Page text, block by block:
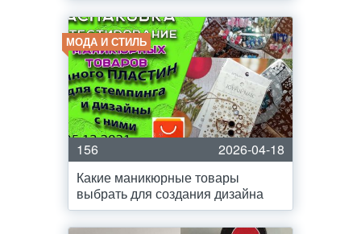
МОДА И СТИЛЬ
156
2026-04-18
Какие маникюрные товары
выбрать для создания дизайна